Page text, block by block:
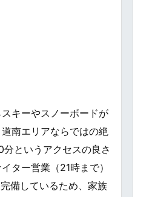
キーやスノーボードが
南エリアならではの絶
というアクセスの良さ
ター営業（21時まで）
備しているため、家族